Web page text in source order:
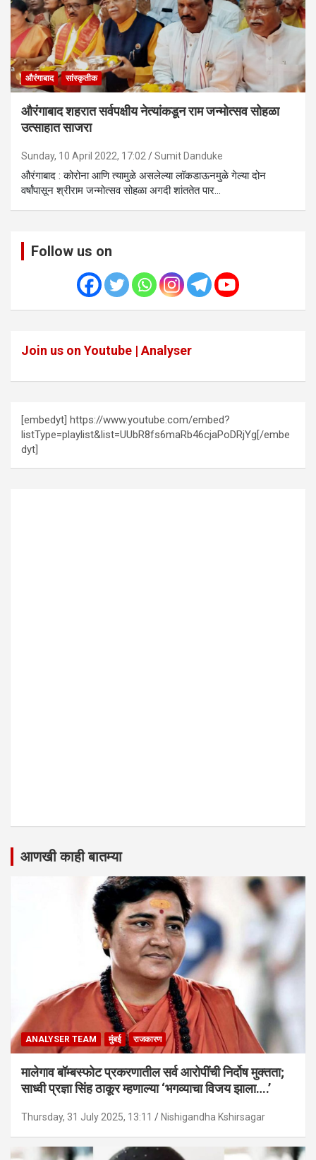
औरंगाबाद सांस्कृतीक
औरंगाबाद शहरात सर्वपक्षीय नेत्यांकडून राम जन्मोत्सव सोहळा
उत्साहात साजरा
Sunday, 10 April 2022, 17:02 Sumit Danduke
औरंगाबाद : कोरोना आणि त्यामुळे असलेल्या लॉकडाऊनमुळे गेल्या दोन
वर्षांपासून श्रीराम जन्मोत्सव सोहळा अगदी शांततेत पार…
Follow us on
Join us on Youtube | Analyser
[embedyt] https://www.youtube.com/embed?
listType=playlist&list=UUbR8fs6maRb46cjaPoDRjYg[/embe
dyt]
आणखी काही बातम्या
ANALYSER TEAM मुंबई राजकारण
मालेगाव बॉम्बस्फोट प्रकरणातील सर्व आरोपींची निर्दोष मुक्तता;
साध्वी प्रज्ञा सिंह ठाकूर म्हणाल्या ‘भगव्याचा विजय झाला….’
Thursday, 31 July 2025, 13:11 Nishigandha Kshirsagar